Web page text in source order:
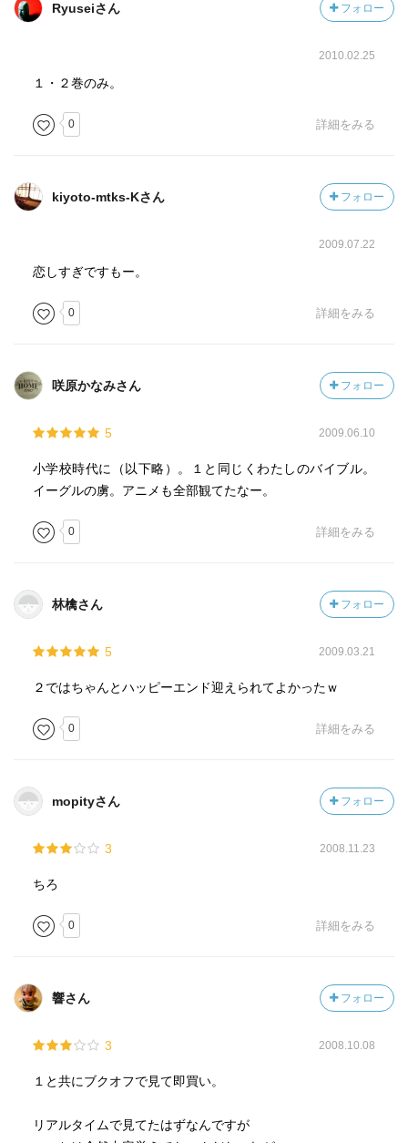
Ryuseiさん フォロー
2010.02.25
１・２巻のみ。
0 詳細をみる
kiyoto-mtks-Kさん フォロー
2009.07.22
恋しすぎですもー。
0 詳細をみる
咲原かなみさん フォロー
5 2009.06.10
小学校時代に（以下略）。１と同じくわたしのバイブル。
イーグルの虜。アニメも全部観てたなー。
0 詳細をみる
林檎さん フォロー
5 2009.03.21
２ではちゃんとハッピーエンド迎えられてよかったｗ
0 詳細をみる
mopityさん フォロー
3 2008.11.23
ちろ
0 詳細をみる
響さん フォロー
3 2008.10.08
１と共にブクオフで見て即買い。
リアルタイムで見てたはずなんですが